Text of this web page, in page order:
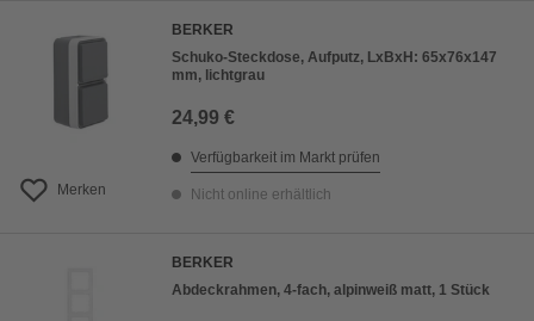
Merken
BERKER
Schuko-Steckdose, Aufputz, LxBxH: 65x76x147
mm, lichtgrau
24,99 €
Verfügbarkeit im Markt prüfen
Nicht online erhältlich
BERKER
Abdeckrahmen, 4-fach, alpinweiß matt, 1 Stück